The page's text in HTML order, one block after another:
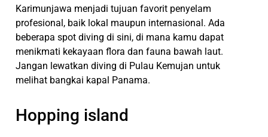
Karimunjawa menjadi tujuan favorit penyelam
profesional, baik lokal maupun internasional. Ada
beberapa spot diving di sini, di mana kamu dapat
menikmati kekayaan flora dan fauna bawah laut.
Jangan lewatkan diving di Pulau Kemujan untuk
melihat bangkai kapal Panama.
Hopping island